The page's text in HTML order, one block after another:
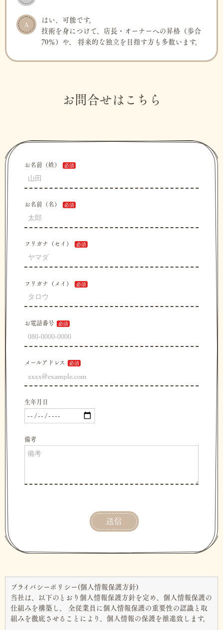
A
はい、可能です。
技術を身につけて、店長・オーナーへの昇格（歩合
70％）や、 将来的な独立を目指す方も多数います。
プライバシーポリシー(個人情報保護方針)
当社は、以下のとおり個人情報保護方針を定め、個人情報保護の
仕組みを構築し、 全従業員に個人情報保護の重要性の認識と取
組みを徹底させることにより、個人情報の保護を推進致します。